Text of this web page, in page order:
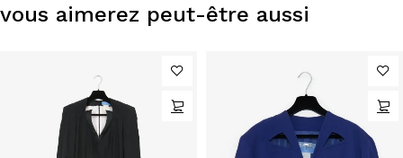
vous aimerez peut-être aussi